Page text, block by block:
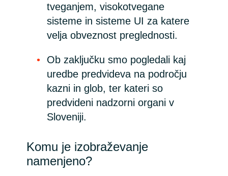
tveganjem, visokotvegane
sisteme in sisteme UI za katere
velja obveznost preglednosti.
Ob zaključku smo pogledali kaj
uredbe predvideva na področju
kazni in glob, ter kateri so
predvideni nadzorni organi v
Sloveniji.
Komu je izobraževanje
namenjeno?